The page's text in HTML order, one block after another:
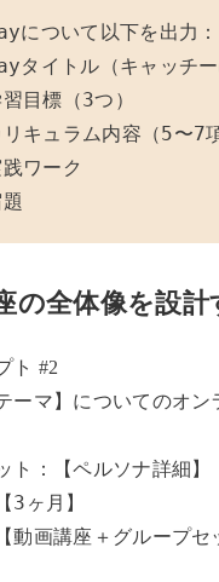
について以下を出力：
タイトル（キャッチー
習目標（3つ）
リキュラム内容（5〜7
践ワーク
題
の全体像を設計
ト #2
ーマ】についてのオン
ト：【ペルソナ詳細】
3ヶ月】
動画講座＋グループセ